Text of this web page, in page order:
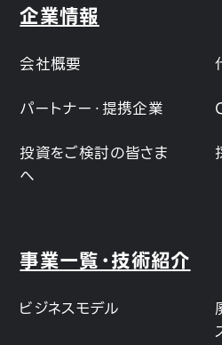
企業情報
会社概要
パートナー・提携企業
投資をご検討の皆さま
へ
事業一覧・技術紹介
ビジネスモデル